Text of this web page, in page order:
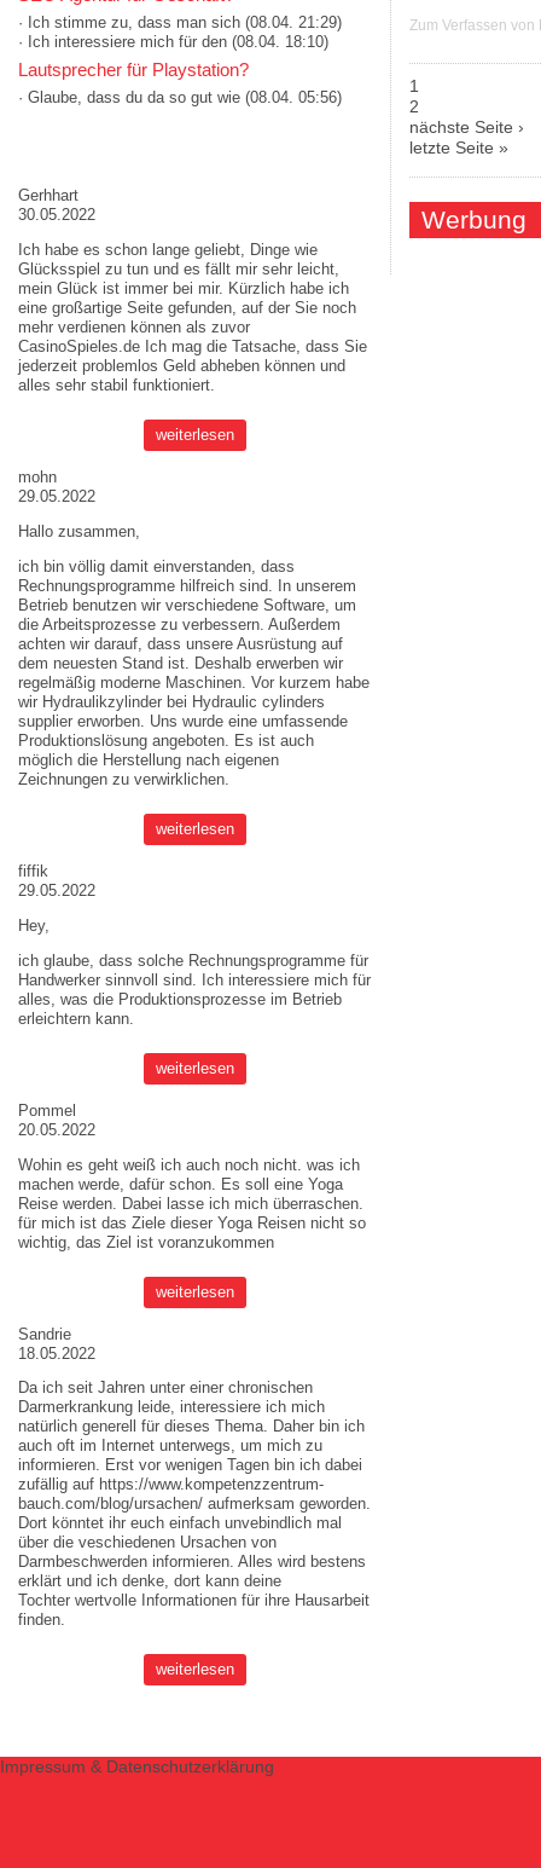
· Ich stimme zu, dass man sich (08.04. 21:29)
· Ich interessiere mich für den (08.04. 18:10)
Lautsprecher für Playstation?
· Glaube, dass du da so gut wie (08.04. 05:56)
Gerhhart
30.05.2022
Ich habe es schon lange geliebt, Dinge wie
Glücksspiel zu tun und es fällt mir sehr leicht,
mein Glück ist immer bei mir. Kürzlich habe ich
eine großartige Seite gefunden, auf der Sie noch
mehr verdienen können als zuvor
CasinoSpieles.de Ich mag die Tatsache, dass Sie
jederzeit problemlos Geld abheben können und
alles sehr stabil funktioniert.
weiterlesen
mohn
29.05.2022
Hallo zusammen,
ich bin völlig damit einverstanden, dass
Rechnungsprogramme hilfreich sind. In unserem
Betrieb benutzen wir verschiedene Software, um
die Arbeitsprozesse zu verbessern. Außerdem
achten wir darauf, dass unsere Ausrüstung auf
dem neuesten Stand ist. Deshalb erwerben wir
regelmäßig moderne Maschinen. Vor kurzem habe
wir Hydraulikzylinder bei Hydraulic cylinders
supplier erworben. Uns wurde eine umfassende
Produktionslösung angeboten. Es ist auch
möglich die Herstellung nach eigenen
Zeichnungen zu verwirklichen.
weiterlesen
fiffik
29.05.2022
Hey,
ich glaube, dass solche Rechnungsprogramme für
Handwerker sinnvoll sind. Ich interessiere mich für
alles, was die Produktionsprozesse im Betrieb
erleichtern kann.
weiterlesen
Pommel
20.05.2022
Wohin es geht weiß ich auch noch nicht. was ich
machen werde, dafür schon. Es soll eine Yoga
Reise werden. Dabei lasse ich mich überraschen.
für mich ist das Ziele dieser Yoga Reisen nicht so
wichtig, das Ziel ist voranzukommen
weiterlesen
Sandrie
18.05.2022
Da ich seit Jahren unter einer chronischen
Darmerkrankung leide, interessiere ich mich
natürlich generell für dieses Thema. Daher bin ich
auch oft im Internet unterwegs, um mich zu
informieren. Erst vor wenigen Tagen bin ich dabei
zufällig auf https://www.kompetenzzentrum-
bauch.com/blog/ursachen/ aufmerksam geworden.
Dort könntet ihr euch einfach unvebindlich mal
über die veschiedenen Ursachen von
Darmbeschwerden informieren. Alles wird bestens
erklärt und ich denke, dort kann deine
Tochter wertvolle Informationen für ihre Hausarbeit
finden.
weiterlesen
Zum Verfassen
1
2
nächste Seite ›
letzte Seite »
Werbung
Impressum & Datenschutzerklärung